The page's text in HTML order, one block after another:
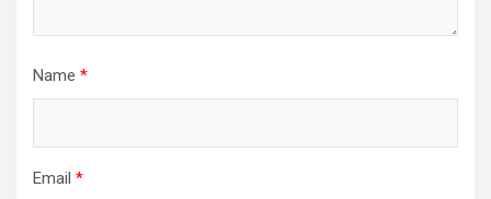
Name *
Email *